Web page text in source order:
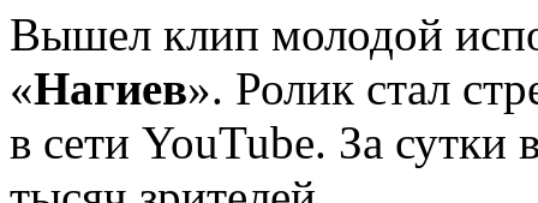
Вышел клип молодой
«Нагиев». Ролик стал
в сети YouTube. За сутки